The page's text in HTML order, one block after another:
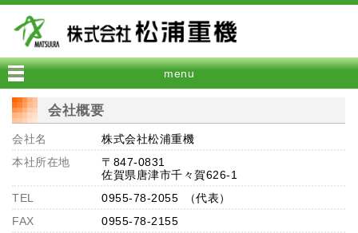
menu
会社概要
会社名
株式会社松浦重機
本社所在地
〒847-0831
佐賀県唐津市千々賀626-1
TEL
0955-78-2055 （代表）
FAX
0955-78-2155